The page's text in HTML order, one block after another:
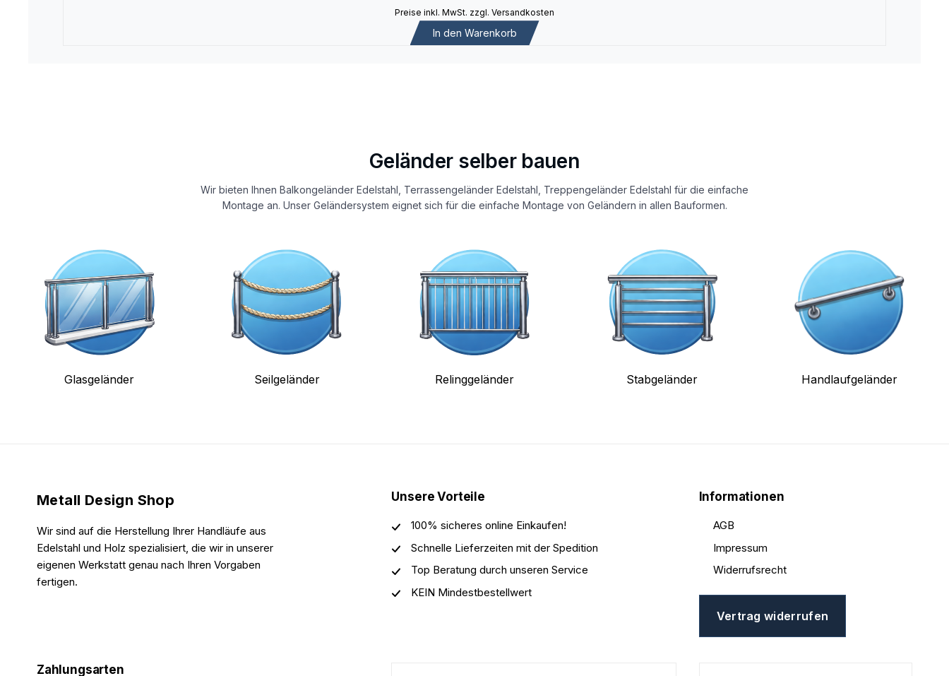
Preise inkl. MwSt. zzgl. Versandkosten
In den Warenkorb
Geländer selber bauen
Wir bieten Ihnen Balkongeländer Edelstahl, Terrassengeländer Edelstahl, Treppengeländer Edelstahl für die einfache
Montage an. Unser Geländersystem eignet sich für die einfache Montage von Geländern in allen Bauformen.
Glasgeländer Seilgeländer Relinggeländer Stabgeländer Handlaufgeländer
Metall Design Shop
Wir sind auf die Herstellung Ihrer Handläufe aus
Edelstahl und Holz spezialisiert, die wir in unserer
eigenen Werkstatt genau nach Ihren Vorgaben
fertigen.
Unsere Vorteile
100% sicheres online Einkaufen!
Schnelle Lieferzeiten mit der Spedition
Top Beratung durch unseren Service
KEIN Mindestbestellwert
Informationen
AGB
Impressum
Widerrufsrecht
Vertrag widerrufen
Zahlungsarten